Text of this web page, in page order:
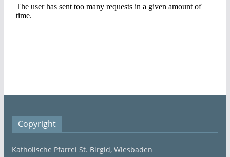
Copyright
Katholische Pfarrei St. Birgid, Wiesbaden